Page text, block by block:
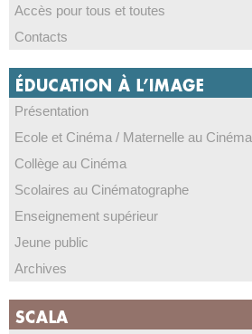
Accès pour tous et toutes
Contacts
Présentation
Ecole et Cinéma / Maternelle au Cinéma
Collège au Cinéma
Scolaires au Cinématographe
Enseignement supérieur
Jeune public
Archives